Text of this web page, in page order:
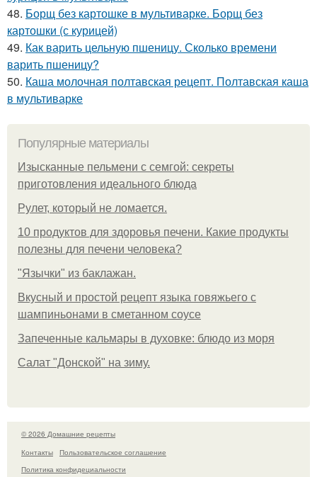
48. Борщ без картошке в мультиварке. Борщ без
картошки (с курицей)
49. Как варить цельную пшеницу. Сколько времени
варить пшеницу?
50. Каша молочная полтавская рецепт. Полтавская каша
в мультиварке
Популярные материалы
Изысканные пельмени с семгой: секреты
приготовления идеального блюда
Рулет, который не ломается.
10 продуктов для здоровья печени. Какие продукты
полезны для печени человека?
"Язычки" из баклажан.
Вкусный и простой рецепт языка говяжьего с
шампиньонами в сметанном соусе
Запеченные кальмары в духовке: блюдо из моря
Салат "Донской" на зиму.
© 2026 Домашние рецепты
Контакты
Пользовательское соглашение
Политика конфидециальности